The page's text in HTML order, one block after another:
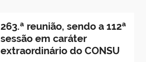
263.ª reunião, sendo a 112ª
sessão em caráter
extraordinário do CONSU